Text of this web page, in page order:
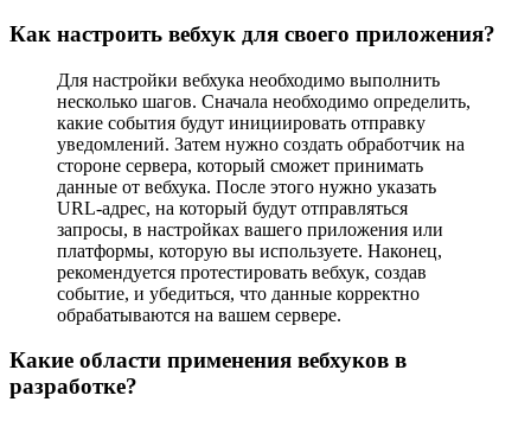
Как настроить вебхук для своего приложения?
Для настройки вебхука необходимо выполнить
несколько шагов. Сначала необходимо определить,
какие события будут инициировать отправку
уведомлений. Затем нужно создать обработчик на
стороне сервера, который сможет принимать
данные от вебхука. После этого нужно указать
URL-адрес, на который будут отправляться
запросы, в настройках вашего приложения или
платформы, которую вы используете. Наконец,
рекомендуется протестировать вебхук, создав
событие, и убедиться, что данные корректно
обрабатываются на вашем сервере.
Какие области применения вебхуков в
разработке?